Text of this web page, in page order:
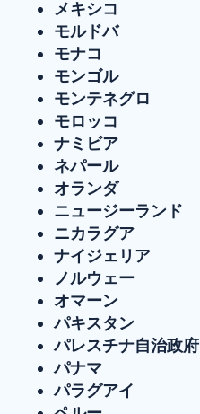
メキシコ
モルドバ
モナコ
モンゴル
モンテネグロ
モロッコ
ナミビア
ネパール
オランダ
ニュージーランド
ニカラグア
ナイジェリア
ノルウェー
オマーン
パキスタン
パレスチナ自治政府
パナマ
パラグアイ